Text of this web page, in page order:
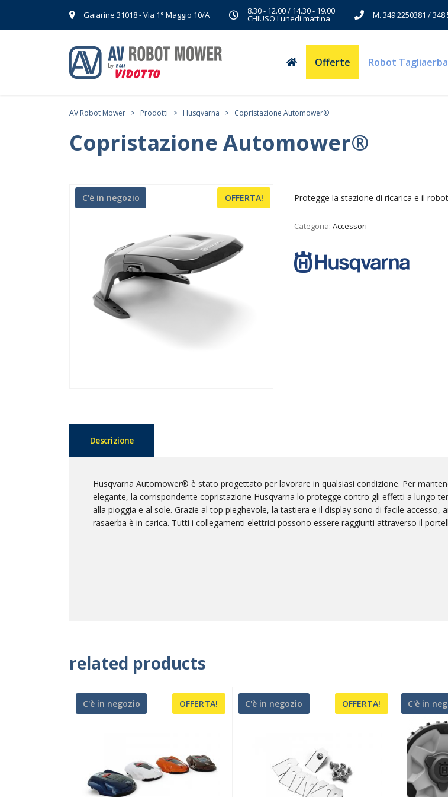
Gaiarine 31018 - Via 1° Maggio 10/A 8.30 - 12.00 / 14.30 - 19.00
CHIUSO Lunedi mattina M. 349 2250381 / 348
Offerte Robot Tagliaerba
AV Robot Mower > Prodotti > Husqvarna > Copristazione Automower®
Copristazione Automower®
C'è in negozio OFFERTA! Protegge la stazione di ricarica e il
Categoria: Accessori
Descrizione
Husqvarna Automower® è stato progettato per lavorare in qualsiasi condizione. Per
elegante, la corrispondente copristazione Husqvarna lo protegge contro gli effetti a lungo
alla pioggia e al sole. Grazie al top pieghevole, la tastiera e il display sono di facile accesso,
rasaerba è in carica. Tutti i collegamenti elettrici possono essere raggiunti attraverso il
related products
C'è in negozio OFFERTA! C'è in negozio OFFERTA! C'è in